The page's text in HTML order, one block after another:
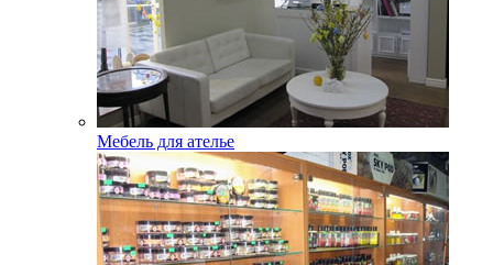
Мебель для ателье